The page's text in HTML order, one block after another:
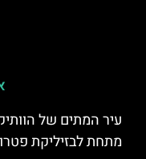
עיר המתים של
מתחת לבזיליקת